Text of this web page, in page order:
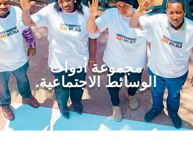
مجموعة أدوات
الوسائط الاجتماعية.